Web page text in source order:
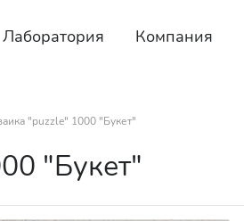
Лаборатория Компания
"puzzle" 1000 "Букет"
"Букет"